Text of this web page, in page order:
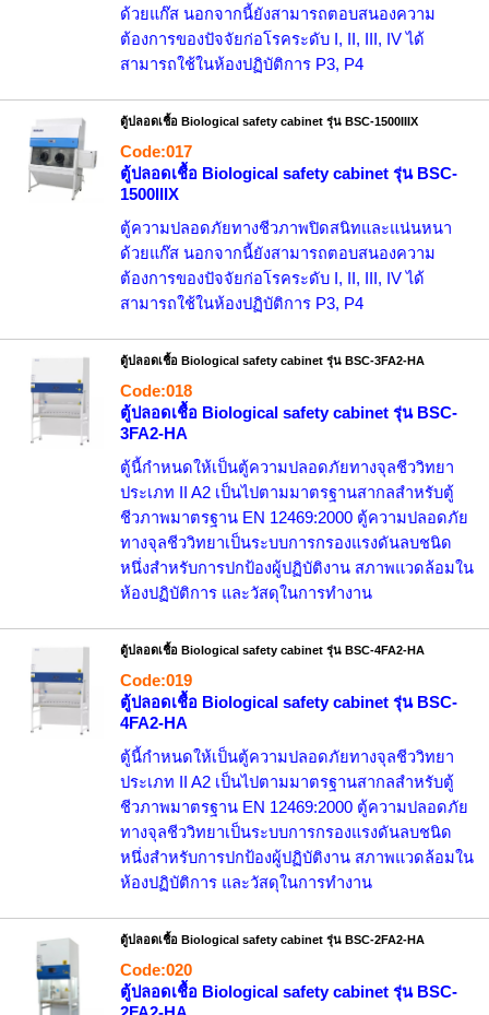
ด้วยแก๊ส นอกจากนี้ยังสามารถตอบสนองความ
ต้องการของปัจจัยก่อโรคระดับ I, II, III, IV ได้
สามารถใช้ในห้องปฏิบัติการ P3, P4
ตู้ปลอดเชื้อ Biological safety cabinet รุ่น BSC-1500IIIX
Code:017
ตู้ปลอดเชื้อ Biological safety cabinet รุ่น BSC-
1500IIIX
ตู้ความปลอดภัยทางชีวภาพปิดสนิทและแน่นหนา
ด้วยแก๊ส นอกจากนี้ยังสามารถตอบสนองความ
ต้องการของปัจจัยก่อโรคระดับ I, II, III, IV ได้
สามารถใช้ในห้องปฏิบัติการ P3, P4
ตู้ปลอดเชื้อ Biological safety cabinet รุ่น BSC-3FA2-HA
Code:018
ตู้ปลอดเชื้อ Biological safety cabinet รุ่น BSC-
3FA2-HA
ตู้นี้กำหนดให้เป็นตู้ความปลอดภัยทางจุลชีววิทยา
ประเภท II A2 เป็นไปตามมาตรฐานสากลสำหรับตู้
ชีวภาพมาตรฐาน EN 12469:2000 ตู้ความปลอดภัย
ทางจุลชีววิทยาเป็นระบบการกรองแรงดันลบชนิด
หนึ่งสำหรับการปกป้องผู้ปฏิบัติงาน สภาพแวดล้อมใน
ห้องปฏิบัติการ และวัสดุในการทำงาน
ตู้ปลอดเชื้อ Biological safety cabinet รุ่น BSC-4FA2-HA
Code:019
ตู้ปลอดเชื้อ Biological safety cabinet รุ่น BSC-
4FA2-HA
ตู้นี้กำหนดให้เป็นตู้ความปลอดภัยทางจุลชีววิทยา
ประเภท II A2 เป็นไปตามมาตรฐานสากลสำหรับตู้
ชีวภาพมาตรฐาน EN 12469:2000 ตู้ความปลอดภัย
ทางจุลชีววิทยาเป็นระบบการกรองแรงดันลบชนิด
หนึ่งสำหรับการปกป้องผู้ปฏิบัติงาน สภาพแวดล้อมใน
ห้องปฏิบัติการ และวัสดุในการทำงาน
ตู้ปลอดเชื้อ Biological safety cabinet รุ่น BSC-2FA2-HA
Code:020
ตู้ปลอดเชื้อ Biological safety cabinet รุ่น BSC-